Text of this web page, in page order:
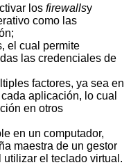
los firewallsy
como las
el cual permite
las credenciales de
factores, ya sea en
aplicación, lo cual
en otros
en un computador,
maestra de un gestor
el teclado virtual.